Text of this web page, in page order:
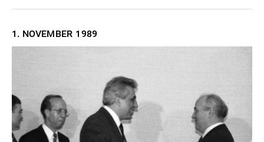
1. NOVEMBER 1989